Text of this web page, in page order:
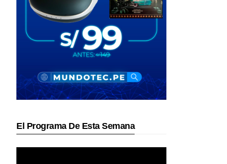
El Programa De Esta Semana